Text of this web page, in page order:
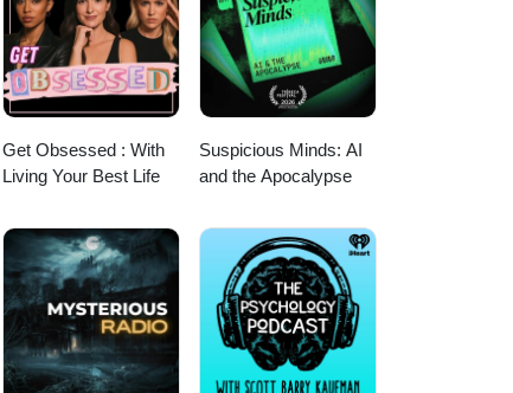
Get Obsessed : With
Living Your Best Life
Suspicious Minds: AI
and the Apocalypse